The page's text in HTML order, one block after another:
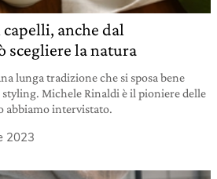
anche dal
scegliere la natura
lunga tradizione che si sposa bene
styling. Michele Rinaldi è il pioniere delle
abbiamo intervistato.
2023